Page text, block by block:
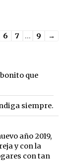
6 7 ... 9
→
que
siempre.
año 2019,
y con la
con tan